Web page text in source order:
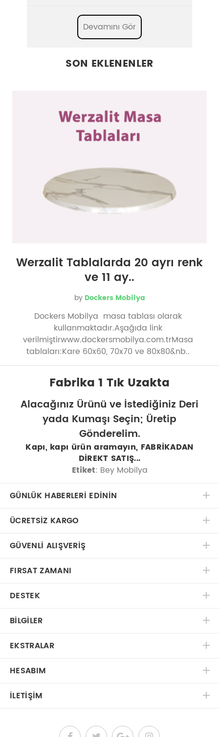
Devamını Gör
SON EKLENENLER
Werzalit Tablalarda 20 ayrı renk
ve 11 ay..
by Dockers Mobilya
Dockers Mobilya masa tablası olarak
kullanmaktadır.Aşağıda link
verilmiştirwww.dockersmobilya.com.trMasa
tablaları:Kare 60x60, 70x70 ve 80x80&nb..
Fabrika 1 Tık Uzakta
Alacağınız Ürünü ve İstediğiniz Deri
yada Kumaşı Seçin; Üretip
Gönderelim.
Kapı, kapı ürün aramayın, FABRİKADAN
DİREKT SATIŞ...
Etiket: Bey Mobilya
GÜNLÜK HABERLERİ EDİNİN
ÜCRETSIZ KARGO
GÜVENLI ALIŞVERIŞ
FIRSAT ZAMANI
DESTEK
BILGILER
EKSTRALAR
HESABIM
İLETIŞIM